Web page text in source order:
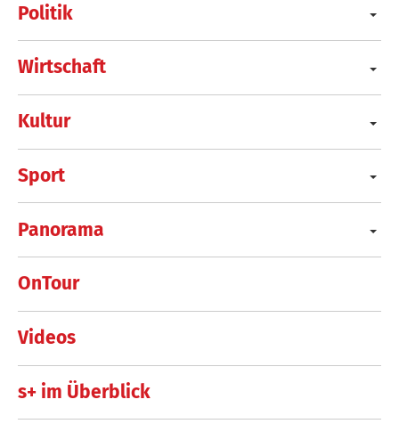
Politik
Wirtschaft
Kultur
Sport
Panorama
OnTour
Videos
s+ im Überblick